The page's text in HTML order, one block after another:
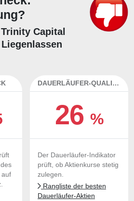
Capital
auf
DAUERLÄUFER-QUALITÄTEN
26%
Der Dauerläufer-Indikator
prüft, ob Aktienkurse stetig
zulegen.
Rangliste der besten
Dauerläufer-Aktien